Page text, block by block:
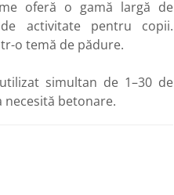
oferă o gamă largă de
activitate pentru copii.
o temă de pădure.
simultan de 1–30 de
betonare.